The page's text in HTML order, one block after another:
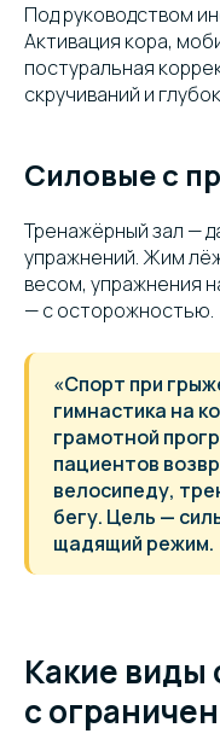
Под руководством
Активация кора,
постуральная
скручиваний и
Силовые с
Тренажёрный зал —
упражнений. Жим
весом, упражнения
— с осторожностью.
«Спорт при
гимнастика на
грамотной
пациентов
велосипеду,
бегу. Цель —
щадящий режим.
Какие виды
с